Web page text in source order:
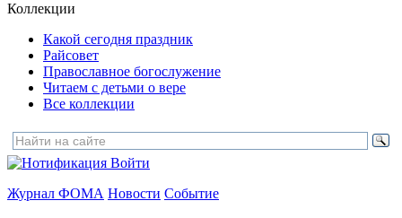
Коллекции
Какой сегодня праздник
Райсовет
Православное богослужение
Читаем с детьми о вере
Все коллекции
Войти
Журнал ФОМА Новости Событие